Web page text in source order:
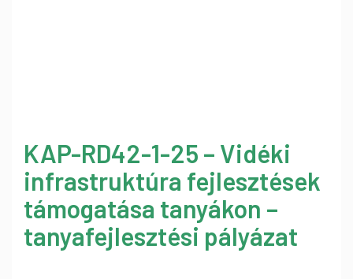
KAP-RD42-1-25 – Vidéki
infrastruktúra fejlesztések
támogatása tanyákon –
tanyafejlesztési pályázat